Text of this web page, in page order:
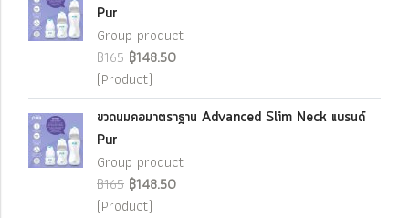
Pur
Group product
฿165 ฿148.50
(Product)
ขวดนมคอมาตราฐาน Advanced Slim Neck แบรนด์
Pur
Group product
฿165 ฿148.50
(Product)